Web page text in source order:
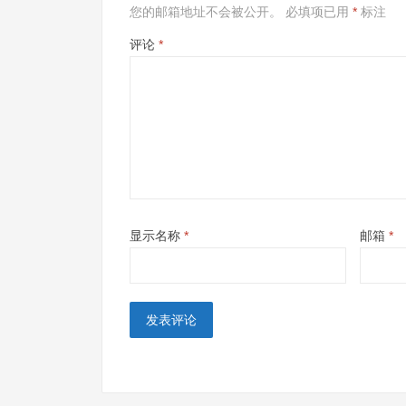
您的邮箱地址不会被公开。 必填项已用 * 标注
评论 *
显示名称 * 邮箱 *